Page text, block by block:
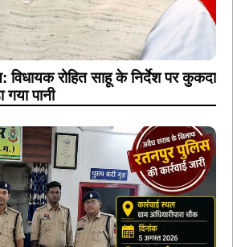
विधायक रोहित साहू के निर्देश पर कुकदा
पानी